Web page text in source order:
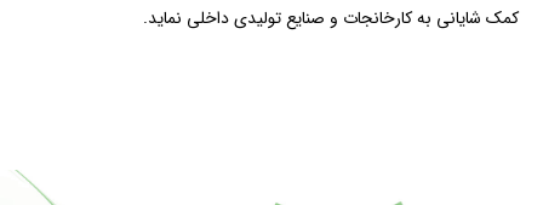
کمک شایانی به کارخانجات و صنایع تولیدی داخلی نماید.